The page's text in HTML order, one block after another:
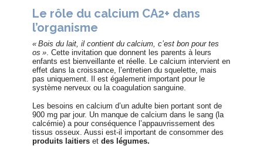
Le rôle du calcium CA2+ dans
l’organisme
« Bois du lait, il contient du calcium, c’est bon pour tes
os » . Cette invitation que donnent les parents à leurs
enfants est bienveillante et réelle. Le calcium intervient en
effet dans la croissance, l’entretien du squelette, mais
pas uniquement. Il est également important pour le
système nerveux ou la coagulation sanguine.
Les besoins en calcium d’un adulte bien portant sont de
900 mg par jour. Un manque de calcium dans le sang (la
calcémie) a pour conséquence l’appauvrissement des
tissus osseux. Aussi est-il important de consommer des
produits laitiers et des légumes.